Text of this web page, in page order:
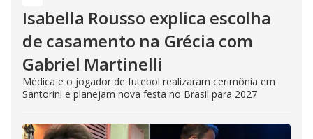
Isabella Rousso explica escolha
de casamento na Grécia com
Gabriel Martinelli
Médica e o jogador de futebol realizaram cerimônia em
Santorini e planejam nova festa no Brasil para 2027